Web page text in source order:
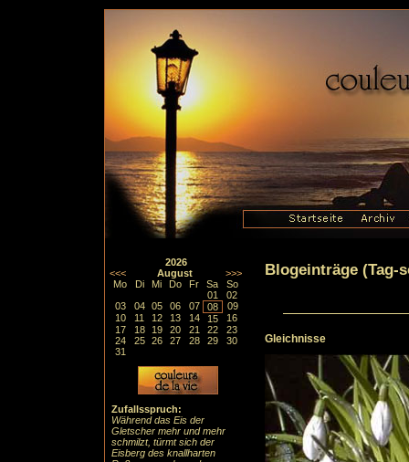
2026
<<<
August
>>>
Mo
Di Mi Do Fr Sa
So
01
02
03
04 05 06 07 08
09
10
11 12 13 14 15
16
17
18 19 20 21 22
23
24
25 26 27 28 29
30
31
Zufallsspruch:
Während das Eis der
Gletscher mehr und mehr
schmilzt, türmt sich der
Eisberg des knallharten
Blogeinträge (Tag-
Gleichnisse